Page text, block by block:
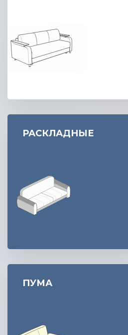
РАСКЛАДНЫЕ
ПУМА